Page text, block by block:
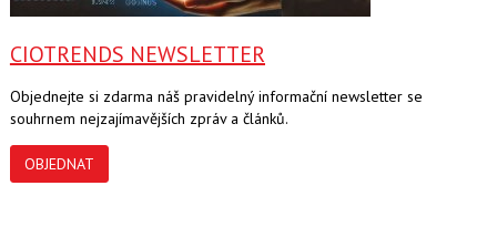
CIOTRENDS NEWSLETTER
Objednejte si zdarma náš pravidelný informační newsletter se
souhrnem nejzajímavějších zpráv a článků.
OBJEDNAT